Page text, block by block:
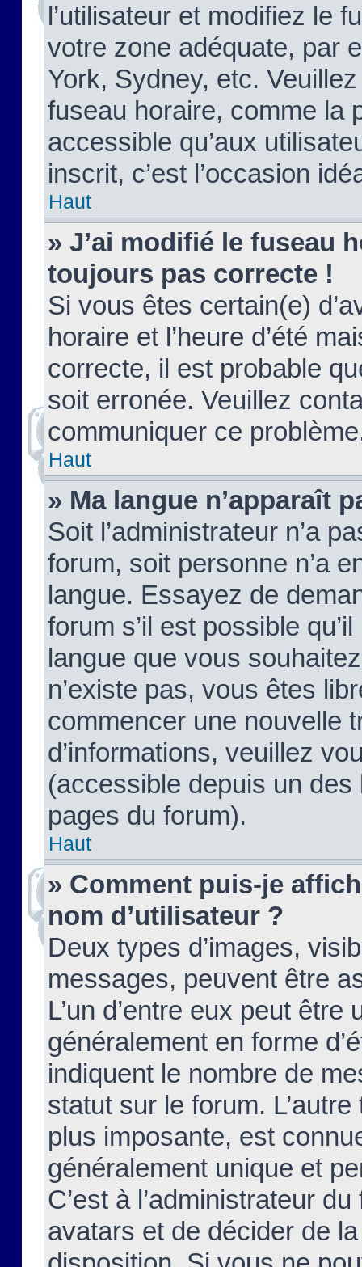
l’utilisateur et modifiez le
votre zone adéquate, par
York, Sydney, etc.
fuseau horaire, comme la
accessible qu’aux
inscrit, c’est l’occasion
Haut
» J’ai modifié le fuseau
toujours pas correcte !
Si vous êtes certain(e)
horaire et l’heure d’été
correcte, il est probable
soit erronée. Veuillez
communiquer ce
Haut
» Ma langue n’apparaît
Soit l’administrateur n’a
forum, soit personne n’a
langue. Essayez de
forum s’il est possible
langue que vous
n’existe pas, vous êtes
commencer une nouvelle
d’informations, veuillez
(accessible depuis un
pages du forum).
Haut
» Comment puis-je
nom d’utilisateur ?
Deux types d’images,
messages, peuvent être
L’un d’entre eux peut
généralement en forme
indiquent le nombre de
statut sur le forum.
plus imposante, est
généralement unique et
C’est à l’administrateur
avatars et de décider de